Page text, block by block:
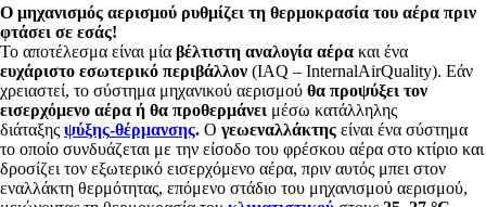
Ο μηχανισμός αερισμού ρυθμίζει τη θερμοκρασία του αέρα πριν
φτάσει σε εσάς!
Το αποτέλεσμα είναι μία βέλτιστη αναλογία αέρα και ένα
ευχάριστο εσωτερικό περιβάλλον (IAQ – InternalAirQuality). Εάν
χρειαστεί, το σύστημα μηχανικού αερισμού θα προψύξει τον
εισερχόμενο αέρα ή θα προθερμάνει μέσω κατάλληλης
διάταξης ψύξης-θέρμανσης. Ο γεωεναλλάκτης είναι ένα σύστημα
το οποίο συνδυάζεται με την είσοδο του φρέσκου αέρα στο κτίριο και
δροσίζει τον εξωτερικό εισερχόμενο αέρα, πριν αυτός μπει στον
εναλλάκτη θερμότητας, επόμενο στάδιο του μηχανισμού αερισμού,